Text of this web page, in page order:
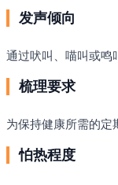
发声倾向
通过吠叫、喵叫或鸣
梳理要求
为保持健康所需的定
怕热程度